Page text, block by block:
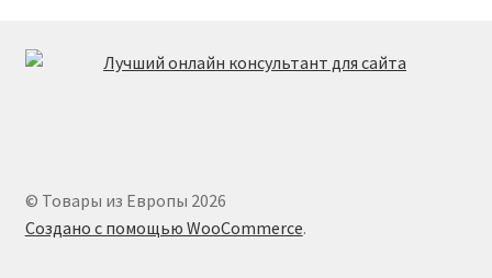
© Товары из Европы 2026
Создано с помощью WooCommerce.